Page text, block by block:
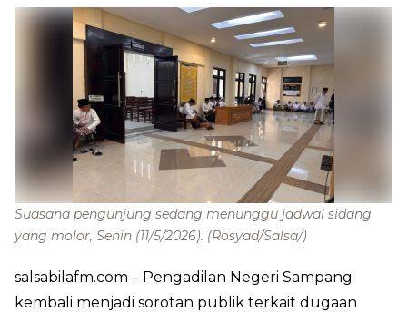
Suasana pengunjung sedang menunggu jadwal sidang
yang molor, Senin (11/5/2026). (Rosyad/Salsa/)
salsabilafm.com – Pengadilan Negeri Sampang
kembali menjadi sorotan publik terkait dugaan